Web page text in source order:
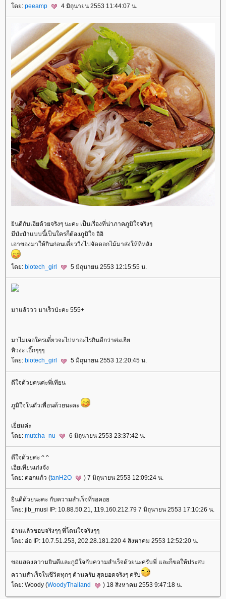
ดย: peeamp 4 มิถุนายน 2553 11:44:07 น.
ินดีกับเฮียด้วยจริงๆ นะคะ เป็นเรื่องที่น่าภาคภูมิใจจริงๆ
มีป่ะป๋าแบบนี้เป็นใครก็ต้องภูมิใจ อิอิ
เอาของมาให้กินก่อนเดี๋ยววิ่งไปจัดดอกไม้มาส่งให้ทีหลัง
ดย: biotech_girl 5 มิถุนายน 2553 12:15:55 น.
มาแล้ววว มาเร็วป่ะคะ 555+
มาไม่เจอใครเดี๋ยวจะไปหาอะไรกินดีกว่าค่ะเฮี
หิวง่ะ เอิ๊กๆๆๆ
ดย: biotech_girl 5 มิถุนายน 2553 12:20:45 น.
ดีใจด้วยคนค่ะพี่เทียน
ภูมิใจในตัวเพื่อนด้วยนะคะ
เยี่ยมค่ะ
ดย: mutcha_nu 6 มิถุนายน 2553 23:37:42 น.
ดีใจด้วยค่ะ ^ ^
เฮียเทียนเก่งจัง
ดย: ดอกแก้ว (tanH2O ) 7 มิถุนายน 2553 12:09:24 น.
ินดีด้วยนะคะ กับความสำเร็จที่รอคอ
ดย: jib_musi IP: 10.88.50.21, 119.160.212.79 7 มิถุนายน 2553 17:10:26 น.
อ่านแล้วชอบจริงๆๆ พี่โดนใจจริงๆๆ
ดย: อ๋อ IP: 10.7.51.253, 202.28.181.220 4 สิงหาคม 2553 12:52:20 น.
ขอแสดงความยินดีและภูมิใจกับความสำเร็จด้วยนะครับพี่ และก็ขอให้ประสบ
ความสำเร็จในชีวิตทุกๆ ด้านครับ สุดยอดจริงๆ ครับ
ดย: Woody (WoodyThailand ) 18 สิงหาคม 2553 9:47:18 น.